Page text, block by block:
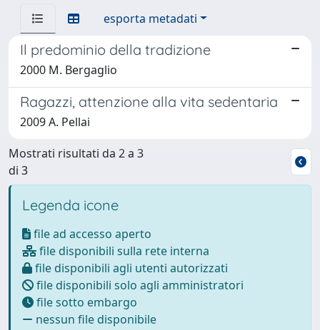
esporta metadati
Il predominio della tradizione
2000 M. Bergaglio
Ragazzi, attenzione alla vita sedentaria
2009 A. Pellai
Mostrati risultati da 2 a 3
di 3
Legenda icone
file ad accesso aperto
file disponibili sulla rete interna
file disponibili agli utenti autorizzati
file disponibili solo agli amministratori
file sotto embargo
nessun file disponibile